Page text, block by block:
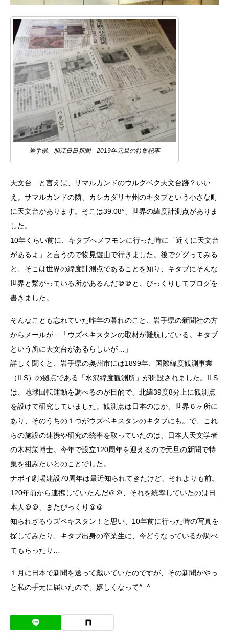
岩手県、胆江日日新聞 2019年元旦の特集記事
天文台…と言えば、サマルカンドのウルグベク天文台跡？いい
え。サマルカンドの隣、カシカダリヤ州のキタブという小さな町
に天文台があります。そこは39.08°、世界の緯度計測点がありま
した。
10年くらい前に、キタブへメフモンに行った時に「近くに天文台
があるよ」と言うので物見遊山で行きました。後でググってみる
と、そこは世界の緯度計測点であることを知り、キタブにそんな
世界と繋がっている所があるんだ＠＠と、びっくりしてブログを
書きました。
そんなことも忘れていた昨年の暮れのこと、岩手県の新聞社の方
からメールが…「ウズベキスタンの取材が難航している。キタブ
という所に天文台があるらしいが…」
詳しく聞くと、岩手県の奥州市には1899年、国際緯度観測事業
（ILS）の拠点である「水沢緯度観測所」が開設されました。ILS
は、地球回転運動を調べるのが目的で、北緯39度8分上に観測点
を設けて研究していました。観測点は日本のほか、世界６ヶ所に
あり、そのうちの１つがウズベキスタンのキタブにも。で、これ
らの施設の連携や研究の統率を取っていたのは、日本人天文学者
の木村栄博士。今年で設立120周年を迎えるので元旦の新聞で特
集を組みたいとのことでした。
ナボイ劇場建設70周年は最近知られてきたけど、それよりも前。
120年前から連携していたんだ＠＠、それを統率していたのは日
本人＠＠、またびっくり＠＠
知られざるウズベキスタン！と思い、10年前に行った時の写真を
探してみたり、キタブ出身の卒業生に、今どうなっているか調べ
てもらったり…
１月に日本で新聞を送って戴いていたのですが、その新聞がやっ
と私の手元に届いたので、嬉しくなって^_^